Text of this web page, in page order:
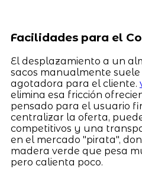
Facilidades para el
El desplazamiento a un
sacos manualmente
agotadora para el cliente.
elimina esa fricción
pensado para el usuario
centralizar la oferta,
competitivos y una
en el mercado "pirata",
madera verde que pesa
pero calienta poco.